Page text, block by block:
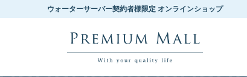
ウォーターサーバー契約者様限定 オンラインショップ